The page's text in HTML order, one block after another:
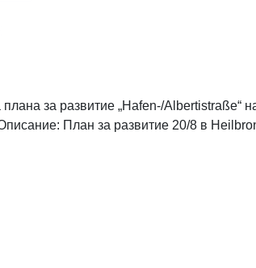
плана за развитие „Hafen-/Albertistraße“
План за развитие 20/8 в